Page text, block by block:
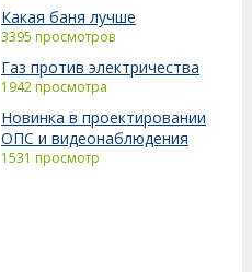
Какая баня лучше
3395 просмотров
Газ против электричества
1942 просмотра
Новинка в проектировании
ОПС и видеонаблюдения
1531 просмотр